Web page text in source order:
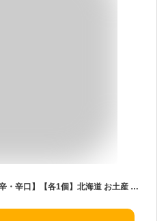
五島軒 函館カレー【甘口・中辛・辛口】【各1個】北海道 お土産 食品 インスタント レトルト カレー パウチ ポーク 豚 じゃがいも にんじん ギフト プレゼント お取り寄せ 送料無料